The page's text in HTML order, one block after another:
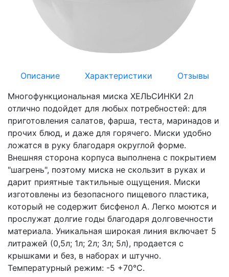
Описание Характеристики
Отзывы
Многофункциональная миска ХЕЛЬСИНКИ 2л
отлично подойдет для любых потребностей: для
приготовления салатов, фарша, теста, маринадов и
прочих блюд, и даже для горячего. Миски удобно
ложатся в руку благодаря округлой форме.
Внешняя сторона корпуса выполнена с покрытием
"шагрень", поэтому миска не скользит в руках и
дарит приятные тактильные ощущения. Миски
изготовлены из безопасного пищевого пластика,
который не содержит бисфенол А. Легко моются и
прослужат долгие годы благодаря долговечности
материала. Уникальная широкая линия включает 5
литражей (0,5л; 1л; 2л; 3л; 5л), продается с
крышками и без, в наборах и штучно.
Температурный режим: -5 +70°С.